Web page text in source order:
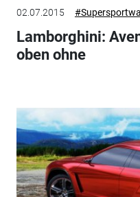
02.07.2015
Lamborghini:
oben ohne